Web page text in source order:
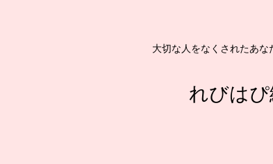
大切な人をなくされたあ
れびは